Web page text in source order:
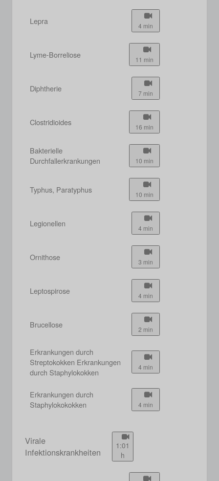
Lepra 4 min
Lyme-Borreliose 11 min
Diphtherie 7 min
Clostridioides 16 min
Bakterielle
Durchfallerkrankungen
10 min
Typhus, Paratyphus 10 min
Legionellen 4 min
Ornithose 3 min
Leptospirose 4 min
Brucellose 2 min
Erkrankungen durch
Streptokokken Erkrankungen
durch Staphylokokken
4 min
Erkrankungen durch
Staphylokokokken
4 min
Virale
Infektionskrankheiten
1:01
h